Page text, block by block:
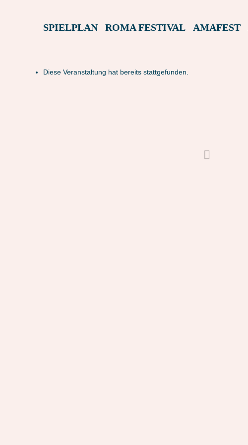
SPIELPLAN ROMA FESTIVAL AMAFEST
Diese Veranstaltung hat bereits stattgefunden.